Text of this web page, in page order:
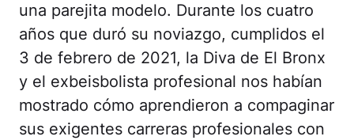
una parejita modelo. Durante los cuatro
años que duró su noviazgo, cumplidos el
3 de febrero de 2021, la Diva de El Bronx
y el exbeisbolista profesional nos habían
mostrado cómo aprendieron a compaginar
sus exigentes carreras profesionales con